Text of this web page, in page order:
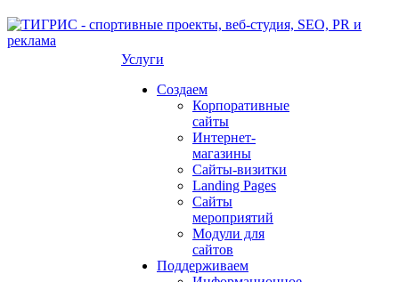
Услуги
Создаем
Корпоративные
сайты
Интернет-
магазины
Сайты-визитки
Landing Pages
Сайты
мероприятий
Модули для
сайтов
Поддерживаем